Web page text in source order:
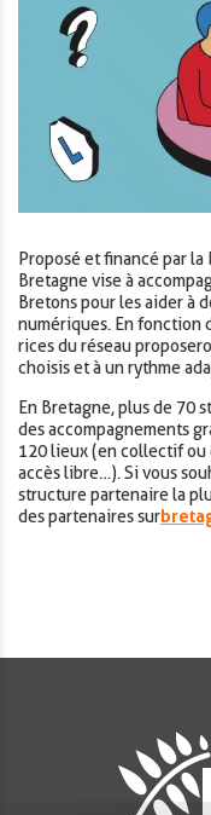
Proposé et financé par
Bretagne vise à
Bretons pour les aider à
numériques. En fonction
rices du réseau
choisis et à un rythme
En Bretagne, plus de 70
des accompagnements
120 lieux (en collectif ou
accès libre…). Si vous
structure partenaire la
des partenaires sur